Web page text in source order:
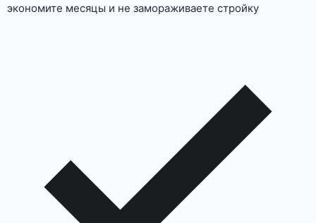
экономите месяцы и не замораживаете стройку